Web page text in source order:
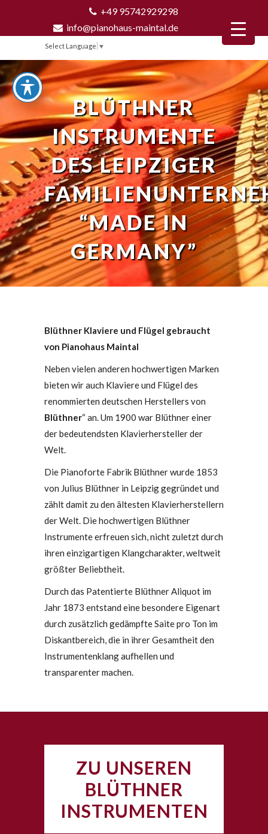
+49 95742929298
info@pianohaus-maintal.de
Select Language ▼
BLÜTHNER
INSTRUMENTE
DES LEIPZIGER
“MADE IN
GERMANY”
Blüthner Klaviere und Flügel gebraucht
von Pianohaus Maintal
Neben vielen anderen hochwertigen Marken
bieten wir auch Klaviere und Flügel des
renommierten deutschen Herstellers von
Blüthner“ an. Um 1900 war Blüthner einer
der bedeutendsten Klavierhersteller der
Welt.
Die Pianoforte Fabrik Blüthner wurde 1853
von Julius Blüthner in Leipzig gegründet und
zählt damit zu den ältesten Klavierherstellern
der Welt. Die hochwertigen Blüthner
Instrumente erfreuen sich, nicht zuletzt durch
ihren einzigartigen Klangcharakter, weltweit
größter Beliebtheit.
Durch das Patentierte Blüthner Aliquot im
Jahr 1873 entstand eine besondere Eigenart
durch zusätzlich gedämpfte Saite pro Ton im
Diskantbereich, die in ihrer Gesamtheit den
Instrumentenklang aufhellen und
transparenter machen.
ZU UNSEREN
BLÜTHNER
INSTRUMENTEN